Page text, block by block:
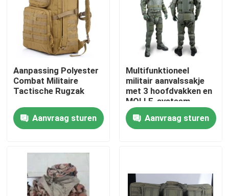
Fabriekstocht
Kwaliteitscontrole
Nieuws
Vraag een offerte
Militair tactisch kogelvrij vest
Aanpassing Polyester
Combat Militaire
Tactische Rugzak
Aanvraag sturen
Multifunktioneel
militair aanvalssakje
met 3 hoofdvakken en
MOLLE-systeem
Aanvraag sturen